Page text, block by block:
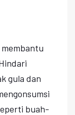
gula dan
buah-